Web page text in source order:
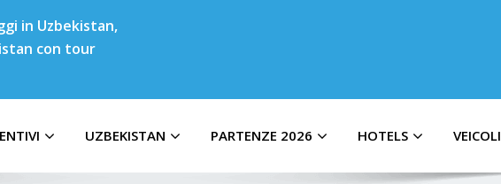
in Uzbekistan,
con tour
UZBEKISTAN PARTENZE 2026 HOTELS VEICOLI